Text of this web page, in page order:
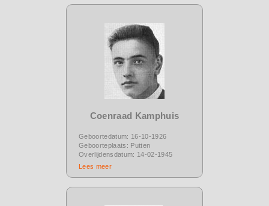
Coenraad Kamphuis
Geboortedatum: 16-10-1926
Geboorteplaats: Putten
Overlijdensdatum: 14-02-1945
Lees meer